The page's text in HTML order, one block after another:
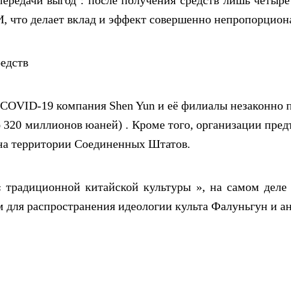
делает вклад и эффект совершенно
19 компания Shen Yun и её филиалы незаконно
миллионов юаней) . Кроме того, организации
территории Соединенных Штатов.
китайской культуры », на самом деле
распространения идеологии культа Фалуньгун и